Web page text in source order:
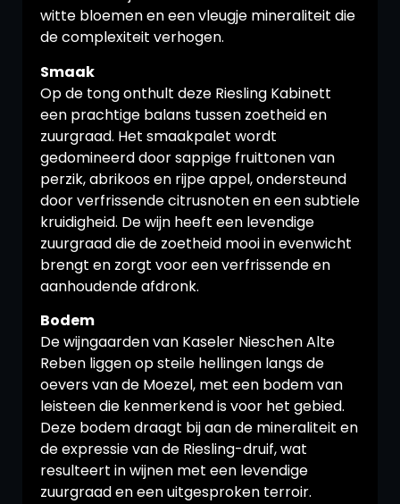
witte bloemen en een vleugje mineraliteit die
de complexiteit verhogen.
Smaak
Op de tong onthult deze Riesling Kabinett
een prachtige balans tussen zoetheid en
zuurgraad. Het smaakpalet wordt
gedomineerd door sappige fruittonen van
perzik, abrikoos en rijpe appel, ondersteund
door verfrissende citrusnoten en een subtiele
kruidigheid. De wijn heeft een levendige
zuurgraad die de zoetheid mooi in evenwicht
brengt en zorgt voor een verfrissende en
aanhoudende afdronk.
Bodem
De wijngaarden van Kaseler Nieschen Alte
Reben liggen op steile hellingen langs de
oevers van de Moezel, met een bodem van
leisteen die kenmerkend is voor het gebied.
Deze bodem draagt bij aan de mineraliteit en
de expressie van de Riesling-druif, wat
resulteert in wijnen met een levendige
zuurgraad en een uitgesproken terroir.